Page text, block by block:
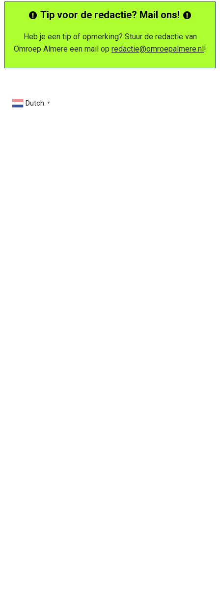
Tip voor de redactie? Mail ons!
Heb je een tip of opmerking? Stuur de redactie van
Omroep Almere een mail op redactie@omroepalmere.nl!
Dutch ▼